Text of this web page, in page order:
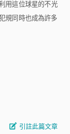
用這位球星的不光
規同時也成為許多
引註此篇文章